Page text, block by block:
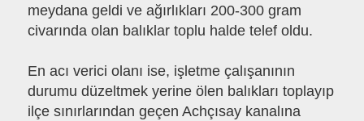
meydana geldi ve ağırlıkları 200-300 gram
civarında olan balıklar toplu halde telef oldu.
En acı verici olanı ise, işletme çalışanının
durumu düzeltmek yerine ölen balıkları toplayıp
ilçe sınırlarından geçen Achçısay kanalına